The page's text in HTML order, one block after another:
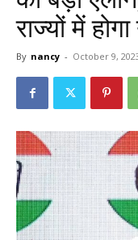
राज्यों में
By nancy - October 9,